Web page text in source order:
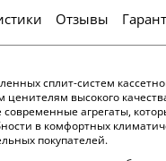
Отзывы
сплит-систем
ценителям высокого
современные агрегаты,
в комфортных
покупателей.